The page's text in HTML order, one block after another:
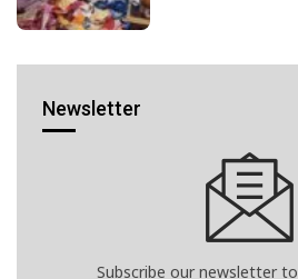
Newsletter
Subscribe our newsletter